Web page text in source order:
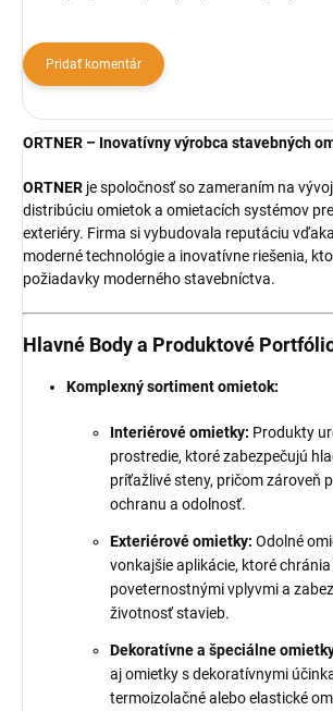
Pridať komentár
ORTNER – Inovatívny výrobca stavebných
ORTNER je spoločnosť so zameraním na
distribúciu omietok a omietacích systémov
exteriéry. Firma si vybudovala reputáciu
moderné technológie a inovatívne riešenia,
požiadavky moderného stavebníctva.
Hlavné Body a Produktové
Komplexný sortiment omietok:
Interiérové omietky: Produkty
prostredie, ktoré zabezpečujú
príťažlivé steny, pričom zároveň
ochranu a odolnosť.
Exteriérové omietky: Odolné
vonkajšie aplikácie, ktoré
poveternostnými vplyvmi a
životnosť stavieb.
Dekoratívne a špeciálne
aj omietky s dekoratívnymi
termoizolačné alebo elastické